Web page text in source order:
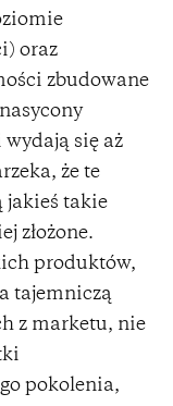
oraz
zbudowane
się aż
że te
jakieś takie
złożone.
produktów,
tajemniczą
z marketu, nie
pokolenia,